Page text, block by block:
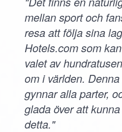
mellan sport och
resa att följa sina
Hotels.com som
valet av
om i världen.
gynnar alla parter,
glada över att
detta."